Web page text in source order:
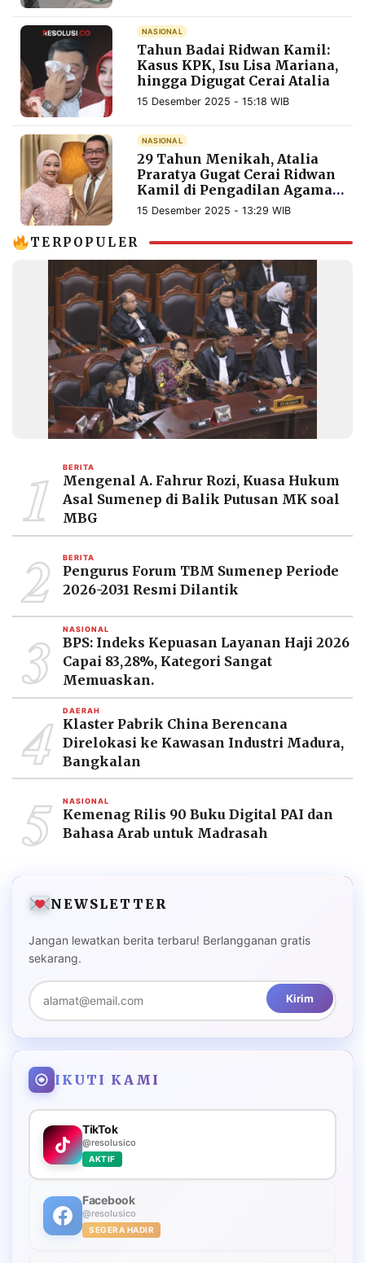
©
PT.
RESOLUSI
MEDIA
©
Resolusi.co
-
2026
PRAMUDITA
NASIONAL
Tahun Badai Ridwan Kamil:
Kasus KPK, Isu Lisa Mariana,
hingga Digugat Cerai Atalia
15 Desember 2025 - 15:18 WIB
NASIONAL
29 Tahun Menikah, Atalia
Praratya Gugat Cerai Ridwan
Kamil di Pengadilan Agama
Bandung
15 Desember 2025 - 13:29 WIB
TERPOPULER
1 BERITA
Mengenal A. Fahrur Rozi, Kuasa Hukum
Asal Sumenep di Balik Putusan MK soal
MBG
2 BERITA
Pengurus Forum TBM Sumenep Periode
2026-2031 Resmi Dilantik
3 NASIONAL
BPS: Indeks Kepuasan Layanan Haji 2026
Capai 83,28%, Kategori Sangat
Memuaskan.
4 DAERAH
Klaster Pabrik China Berencana
Direlokasi ke Kawasan Industri Madura,
Bangkalan
5 NASIONAL
Kemenag Rilis 90 Buku Digital PAI dan
Bahasa Arab untuk Madrasah
NEWSLETTER
Jangan lewatkan berita terbaru! Berlangganan gratis
sekarang.
Kirim
IKUTI KAMI
TikTok
@resolusico
AKTIF
Facebook
@resolusico
SEGERA HADIR